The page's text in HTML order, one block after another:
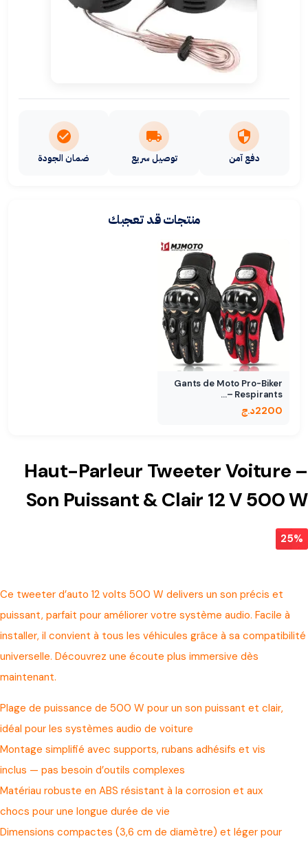
دفع آمن توصيل سريع ضمان الجودة
منتجات قد تعجبك
Gants de Moto Pro-Biker
Respirants –…
2200د.ج
Haut-Parleur Tweeter Voiture –
Son Puissant & Clair 12 V 500 W
25%
Ce tweeter d’auto 12 volts 500 W delivers un son précis et
puissant, parfait pour améliorer votre système audio. Facile à
installer, il convient à tous les véhicules grâce à sa compatibilité
universelle. Découvrez une écoute plus immersive dès
maintenant.
Plage de puissance de 500 W pour un son puissant et clair,
idéal pour les systèmes audio de voiture
Montage simplifié avec supports, rubans adhésifs et vis
inclus — pas besoin d’outils complexes
Matériau robuste en ABS résistant à la corrosion et aux
chocs pour une longue durée de vie
Dimensions compactes (3,6 cm de diamètre) et léger pour